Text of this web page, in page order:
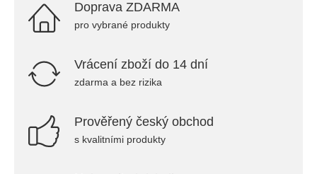
Doprava ZDARMA
pro vybrané produkty
Vrácení zboží do 14 dní
zdarma a bez rizika
Prověřený český obchod
s kvalitními produkty